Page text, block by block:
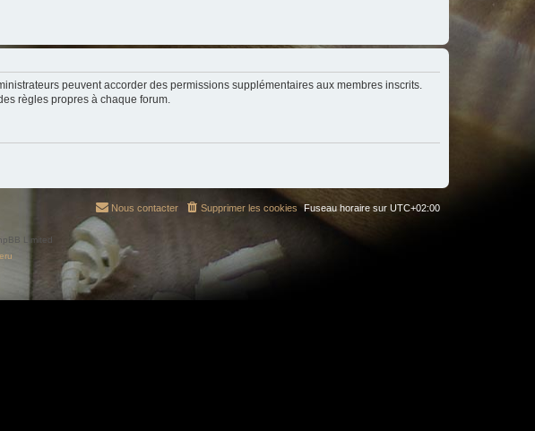
peuvent accorder des permissions supplémentaires aux membres inscrits.
règles propres à chaque forum.
Fuseau horaire sur UTC+02:00
Supprimer les cookies
Nous contacter
Limited